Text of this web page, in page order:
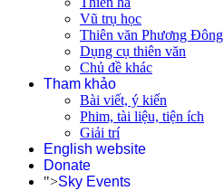
Vũ trụ học
Thiên văn Phương Đông
Dụng cụ thiên văn
Chủ đề khác
Tham khảo
Bài viết, ý kiến
Phim, tài liệu, tiện ích
Giải trí
English website
Donate
">Sky Events